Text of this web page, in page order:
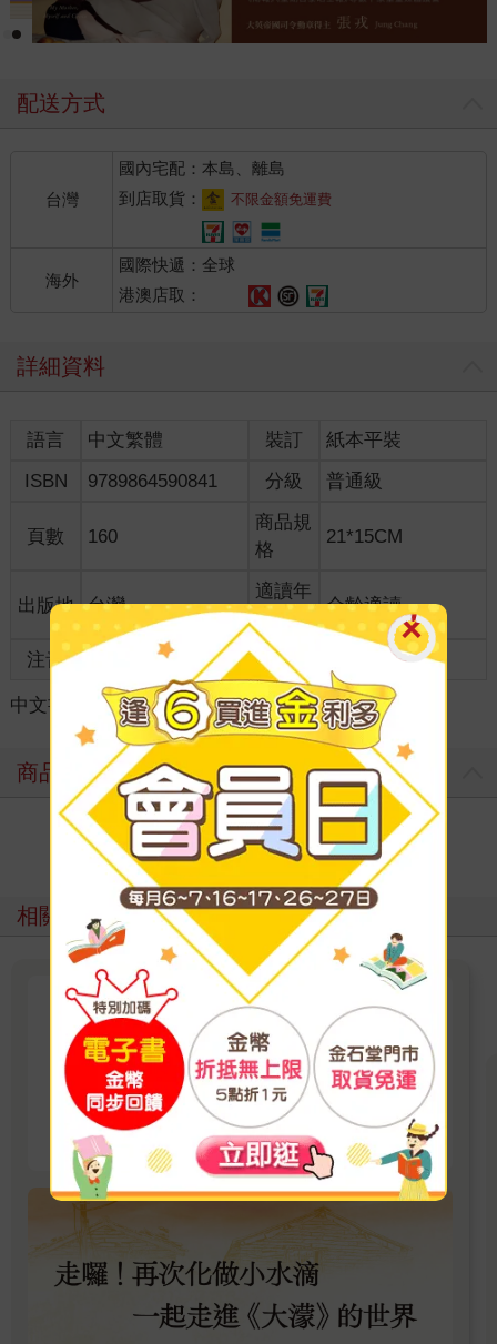
配送方式
台灣
國內宅配：本島、離島
到店取貨：
不限金額免運費
海外
國際快遞：全球
港澳店取：
詳細資料
語言 中文繁體 裝訂
紙本平裝
ISBN
9789864590841 分級 普通級
頁數 160
商品規
格
21*15CM
出版地 台灣
適讀年
齡
全齡適讀
注音 級別
中文書 飲食料理 ＞ 食譜 ＞ 湯/火鍋
商品評價
寫評價
相關主題
【一起追劇】最熱影視改編
最新影劇改編原著追起來，原汁原味故事宇宙開
啟想像新視野
看更多